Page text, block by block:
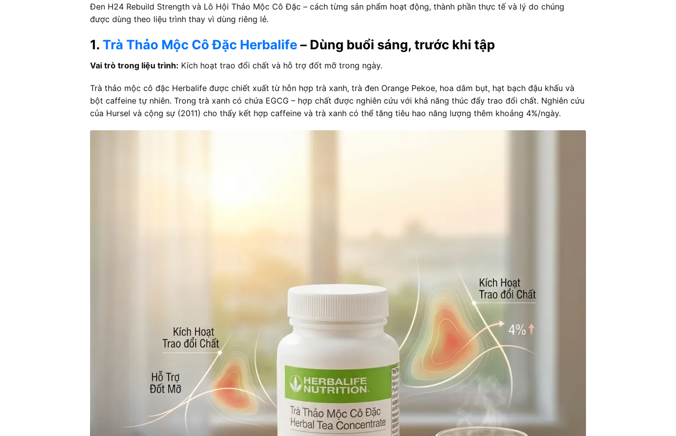
Đen H24 Rebuild Strength và Lô Hội Thảo Mộc Cô Đặc – cách từng sản phẩm hoạt động, thành phần thực tế và lý do chúng
được dùng theo liệu trình thay vì dùng riêng lẻ.
1. Trà Thảo Mộc Cô Đặc Herbalife– Dùng buổi sáng, trước khi tập
Vai trò trong liệu trình: Kích hoạt trao đổi chất và hỗ trợ đốt mỡ trong ngày.
Trà thảo mộc cô đặc Herbalife được chiết xuất từ hỗn hợp trà xanh, trà đen Orange Pekoe, hoa dâm bụt, hạt bạch đậu khấu và
bột caffeine tự nhiên. Trong trà xanh có chứa EGCG – hợp chất được nghiên cứu với khả năng thúc đẩy trao đổi chất. Nghiên cứu
của Hursel và cộng sự (2011) cho thấy kết hợp caffeine và trà xanh có thể tăng tiêu hao năng lượng thêm khoảng 4%/ngày.